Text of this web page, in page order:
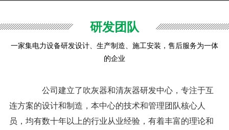
研发团队
一家集电力设备研发设计、生产制造、施工安装，售后服务为一体
的企业
公司建立了吹灰器和清灰器研发中心，专注于互
连方案的设计和制造，本中心的技术和管理团队核心人
员，均有数十年以上的行业从业经验，有着丰富的理论和
7、有实力的合作伙伴！凭借雄厚的实力为客户提供信心的保
利于你们的业务的提升！
能让您成为我们的长期客户